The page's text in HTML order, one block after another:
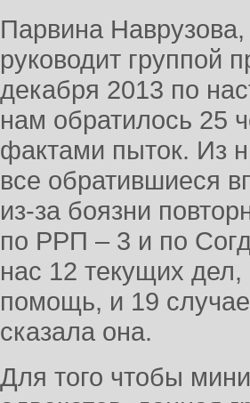
Парвина
руководит группой
декабря 2013 по
нам обратилось 25
фактами пыток. Из
все обратившиеся
из-за боязни
по РРП – 3 и по
нас 12 текущих
помощь, и 19
сказала она.
Для того чтобы